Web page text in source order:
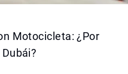
Motocicleta: ¿Por